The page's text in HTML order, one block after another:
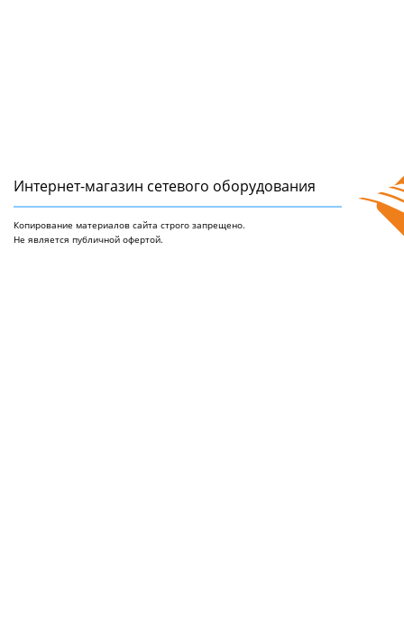
Интернет-магазин сетeвого оборудования
Копирование материалов сайта строго запрещено.
Не является публичной офертой.